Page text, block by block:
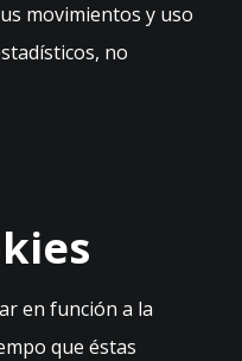
movimientos y uso
no
en función a la
que éstas